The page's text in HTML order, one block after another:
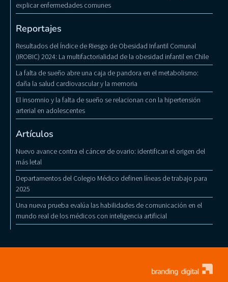
explicar enfermedades comunes
Reportajes
Resultados del Índice de Riesgo de Obesidad Infantil Comunal
(IROBIC) 2024: La multifactorialidad de la obesidad infantil en Chile
La falta de sueño abre una caja de pandora en el metabolismo:
daña la salud cardiovascular y la memoria
El insomnio y la falta de sueño se relacionan con la hipertensión
arterial en adolescentes
Artículos
Nuevo avance contra el cáncer de ovario: identifican el origen del
más letal
Departamentos del Colegio Médico definen líneas de trabajo para
2025
Una nueva prueba evalúa las habilidades de comunicación en el
mundo real de los médicos con inteligencia artificial